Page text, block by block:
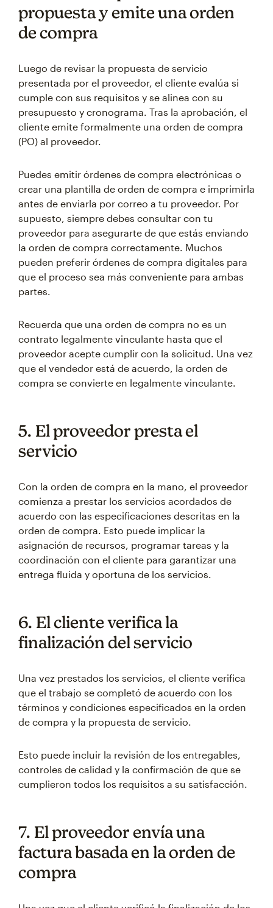
propuesta y emite una orden
de compra
Luego de revisar la propuesta de servicio
presentada por el proveedor, el cliente evalúa si
cumple con sus requisitos y se alinea con su
presupuesto y cronograma. Tras la aprobación, el
cliente emite formalmente una orden de compra
(PO) al proveedor.
Puedes emitir órdenes de compra electrónicas o
crear una plantilla de orden de compra e imprimirla
antes de enviarla por correo a tu proveedor. Por
supuesto, siempre debes consultar con tu
proveedor para asegurarte de que estás enviando
la orden de compra correctamente. Muchos
pueden preferir órdenes de compra digitales para
que el proceso sea más conveniente para ambas
partes.
Recuerda que una orden de compra no es un
contrato legalmente vinculante hasta que el
proveedor acepte cumplir con la solicitud. Una vez
que el vendedor está de acuerdo, la orden de
compra se convierte en legalmente vinculante.
5. El proveedor presta el
servicio
Con la orden de compra en la mano, el proveedor
comienza a prestar los servicios acordados de
acuerdo con las especificaciones descritas en la
orden de compra. Esto puede implicar la
asignación de recursos, programar tareas y la
coordinación con el cliente para garantizar una
entrega fluida y oportuna de los servicios.
6. El cliente verifica la
finalización del servicio
Una vez prestados los servicios, el cliente verifica
que el trabajo se completó de acuerdo con los
términos y condiciones especificados en la orden
de compra y la propuesta de servicio.
Esto puede incluir la revisión de los entregables,
controles de calidad y la confirmación de que se
cumplieron todos los requisitos a su satisfacción.
7. El proveedor envía una
factura basada en la orden de
compra